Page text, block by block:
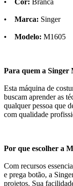
• Cor: Branca
• Marca: Singer
• Modelo: M1605
Para quem a Singer
Esta máquina de
buscam aprender as
qualquer pessoa que
com qualidade
Por que escolher a
Com recursos
e prega botão, a
projetos. Sua